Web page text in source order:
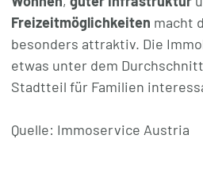
Freizeitmöglichkeiten macht
besonders attraktiv. Die
etwas unter dem
Stadtteil für Familien
Quelle: Immoservice Austria